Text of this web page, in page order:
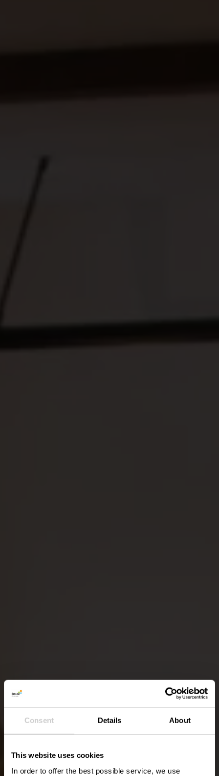
Consent Details About
This website uses cookies
In order to offer the best possible service, we use